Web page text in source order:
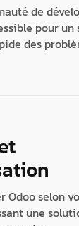
de
pour
des
Odoo selon
une